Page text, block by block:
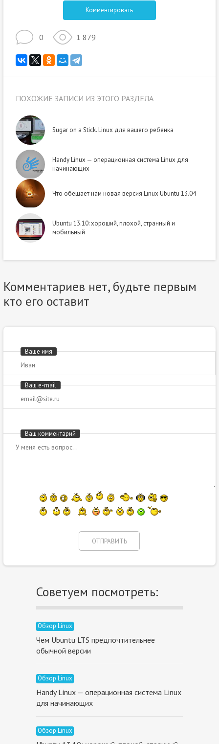
Комментировать
0 1 879
ПОХОЖИЕ ЗАПИСИ ИЗ ЭТОГО РАЗДЕЛА
Sugar on a Stick. Linux для вашего ребенка
Handy Linux — операционная система Linux для
начинающих
Что обещает нам новая версия Linux Ubuntu 13.04
Ubuntu 13.10: хороший, плохой, странный и
мобильный
Комментариев нет, будьте первым
кто его оставит
Ваше имя
Ваш e-mail
Ваш комментарий
Советуем посмотреть:
Обзор Linux
Чем Ubuntu LTS предпочтительнее
обычной версии
Обзор Linux
Handy Linux — операционная система Linux
для начинающих
Обзор Linux